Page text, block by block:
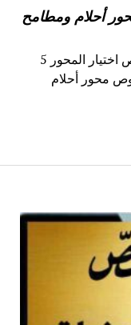
أحلام ومطامح
شرح نص اختيار مع الاجابة عن الاسئلة نص اختيار المحور 5
محور أحلام